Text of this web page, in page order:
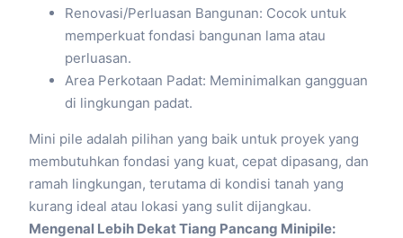
Renovasi/Perluasan Bangunan: Cocok untuk
memperkuat fondasi bangunan lama atau
perluasan.
Area Perkotaan Padat: Meminimalkan gangguan
di lingkungan padat.
Mini pile adalah pilihan yang baik untuk proyek yang
membutuhkan fondasi yang kuat, cepat dipasang, dan
ramah lingkungan, terutama di kondisi tanah yang
kurang ideal atau lokasi yang sulit dijangkau.
Mengenal Lebih Dekat Tiang Pancang Minipile: